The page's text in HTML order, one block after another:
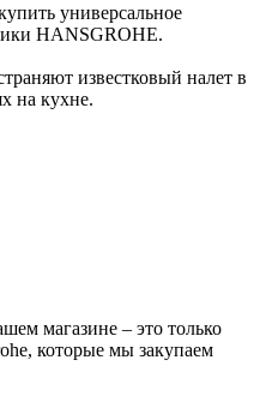
универсальное
HANSGROHE.
известковый налет в
на кухне.
магазине – это только
которые мы закупаем